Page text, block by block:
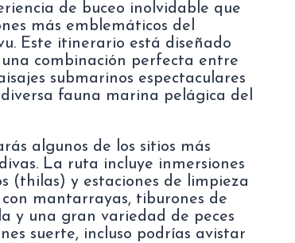
de buceo inolvidable que
más emblemáticos del
Este itinerario está diseñado
combinación perfecta entre
submarinos espectaculares
fauna marina pelágica del
algunos de los sitios más
La ruta incluye inmersiones
(thilas) y estaciones de limpieza
mantarrayas, tiburones de
y una gran variedad de peces
suerte, incluso podrías avistar